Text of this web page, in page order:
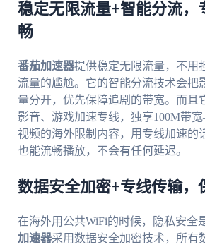
稳定无限流量+智能分流，
畅
番茄加速器提供稳定无限流量，不用
流量的尴尬。它的智能分流技术会把
量分开，优先保障追剧的带宽。而且
影音、游戏加速专线，独享100M带
视频的海外限制内容，用专线加速的
也能流畅播放，不会有任何延迟。
数据安全加密+专线传输，
在海外用公共WiFi的时候，隐私安全
加速器采用数据安全加密技术，所有